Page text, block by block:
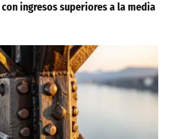
ingresos superiores a la media